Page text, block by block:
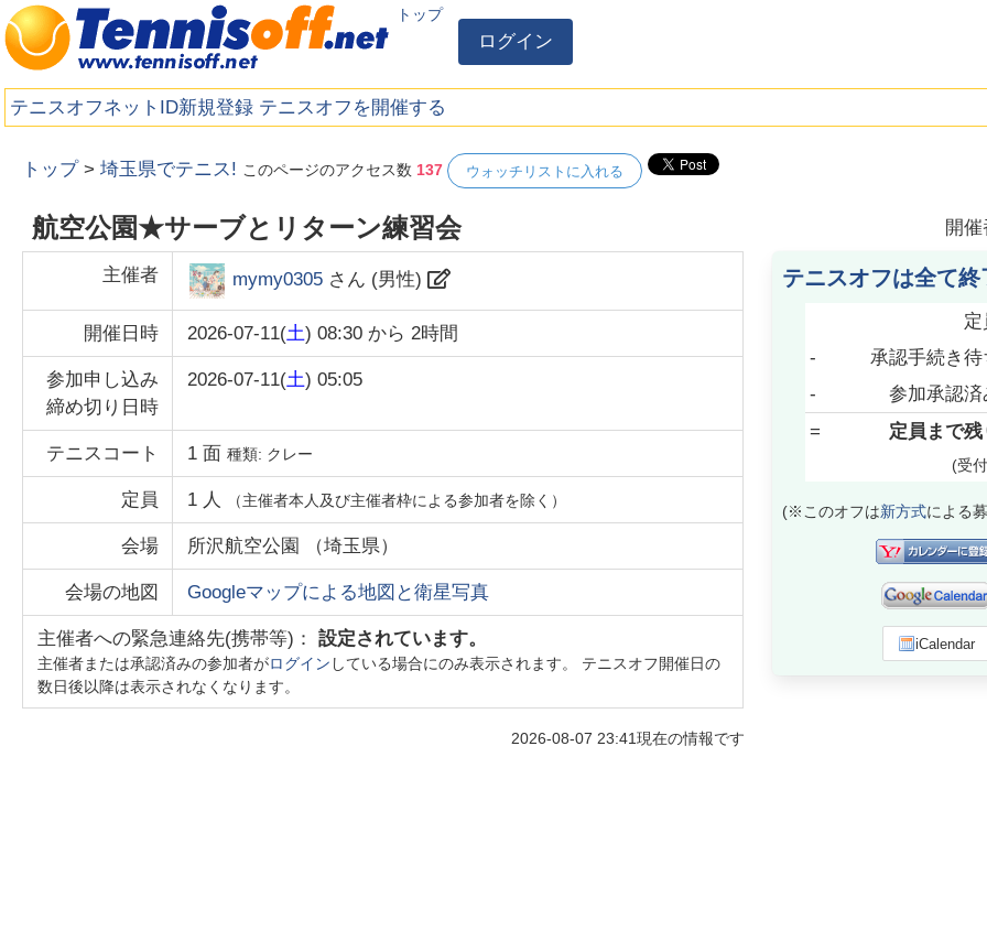
トップ
ログイン
テニスオフネットID新規登録 テニスオフを開催する
トップ >埼玉県でテニス! このページのアクセス数 137 ウォッチリストに入れる
航空公園★サーブとリターン練習会 開
主催者 mymy0305 さん (男性)
開催日時 2026-07-11(土) 08:30 から2時間
参加申し込み
締め切り日時
2026-07-11(土) 05:05
テニスコート 1 面種類: クレー
定員 1 人 （主催者本人及び主催者枠による参加者を除く）
会場 所沢航空公園 （埼玉県）
会場の地図 Googleマップによる地図と衛星写真
主催者への緊急連絡先(携帯等)：設定されています。
主催者または承認済みの参加者がログイン している場合にのみ表示されます。 テニスオフ開催日の
数日後以降は表示されなくなります。
2026-08-07 23:41現在の情報です
テニスオフは全て終
定
-
承認手続き待
-
参加承認済
=
定員まで残
(受
(※このオフは新方式による
iCalendar